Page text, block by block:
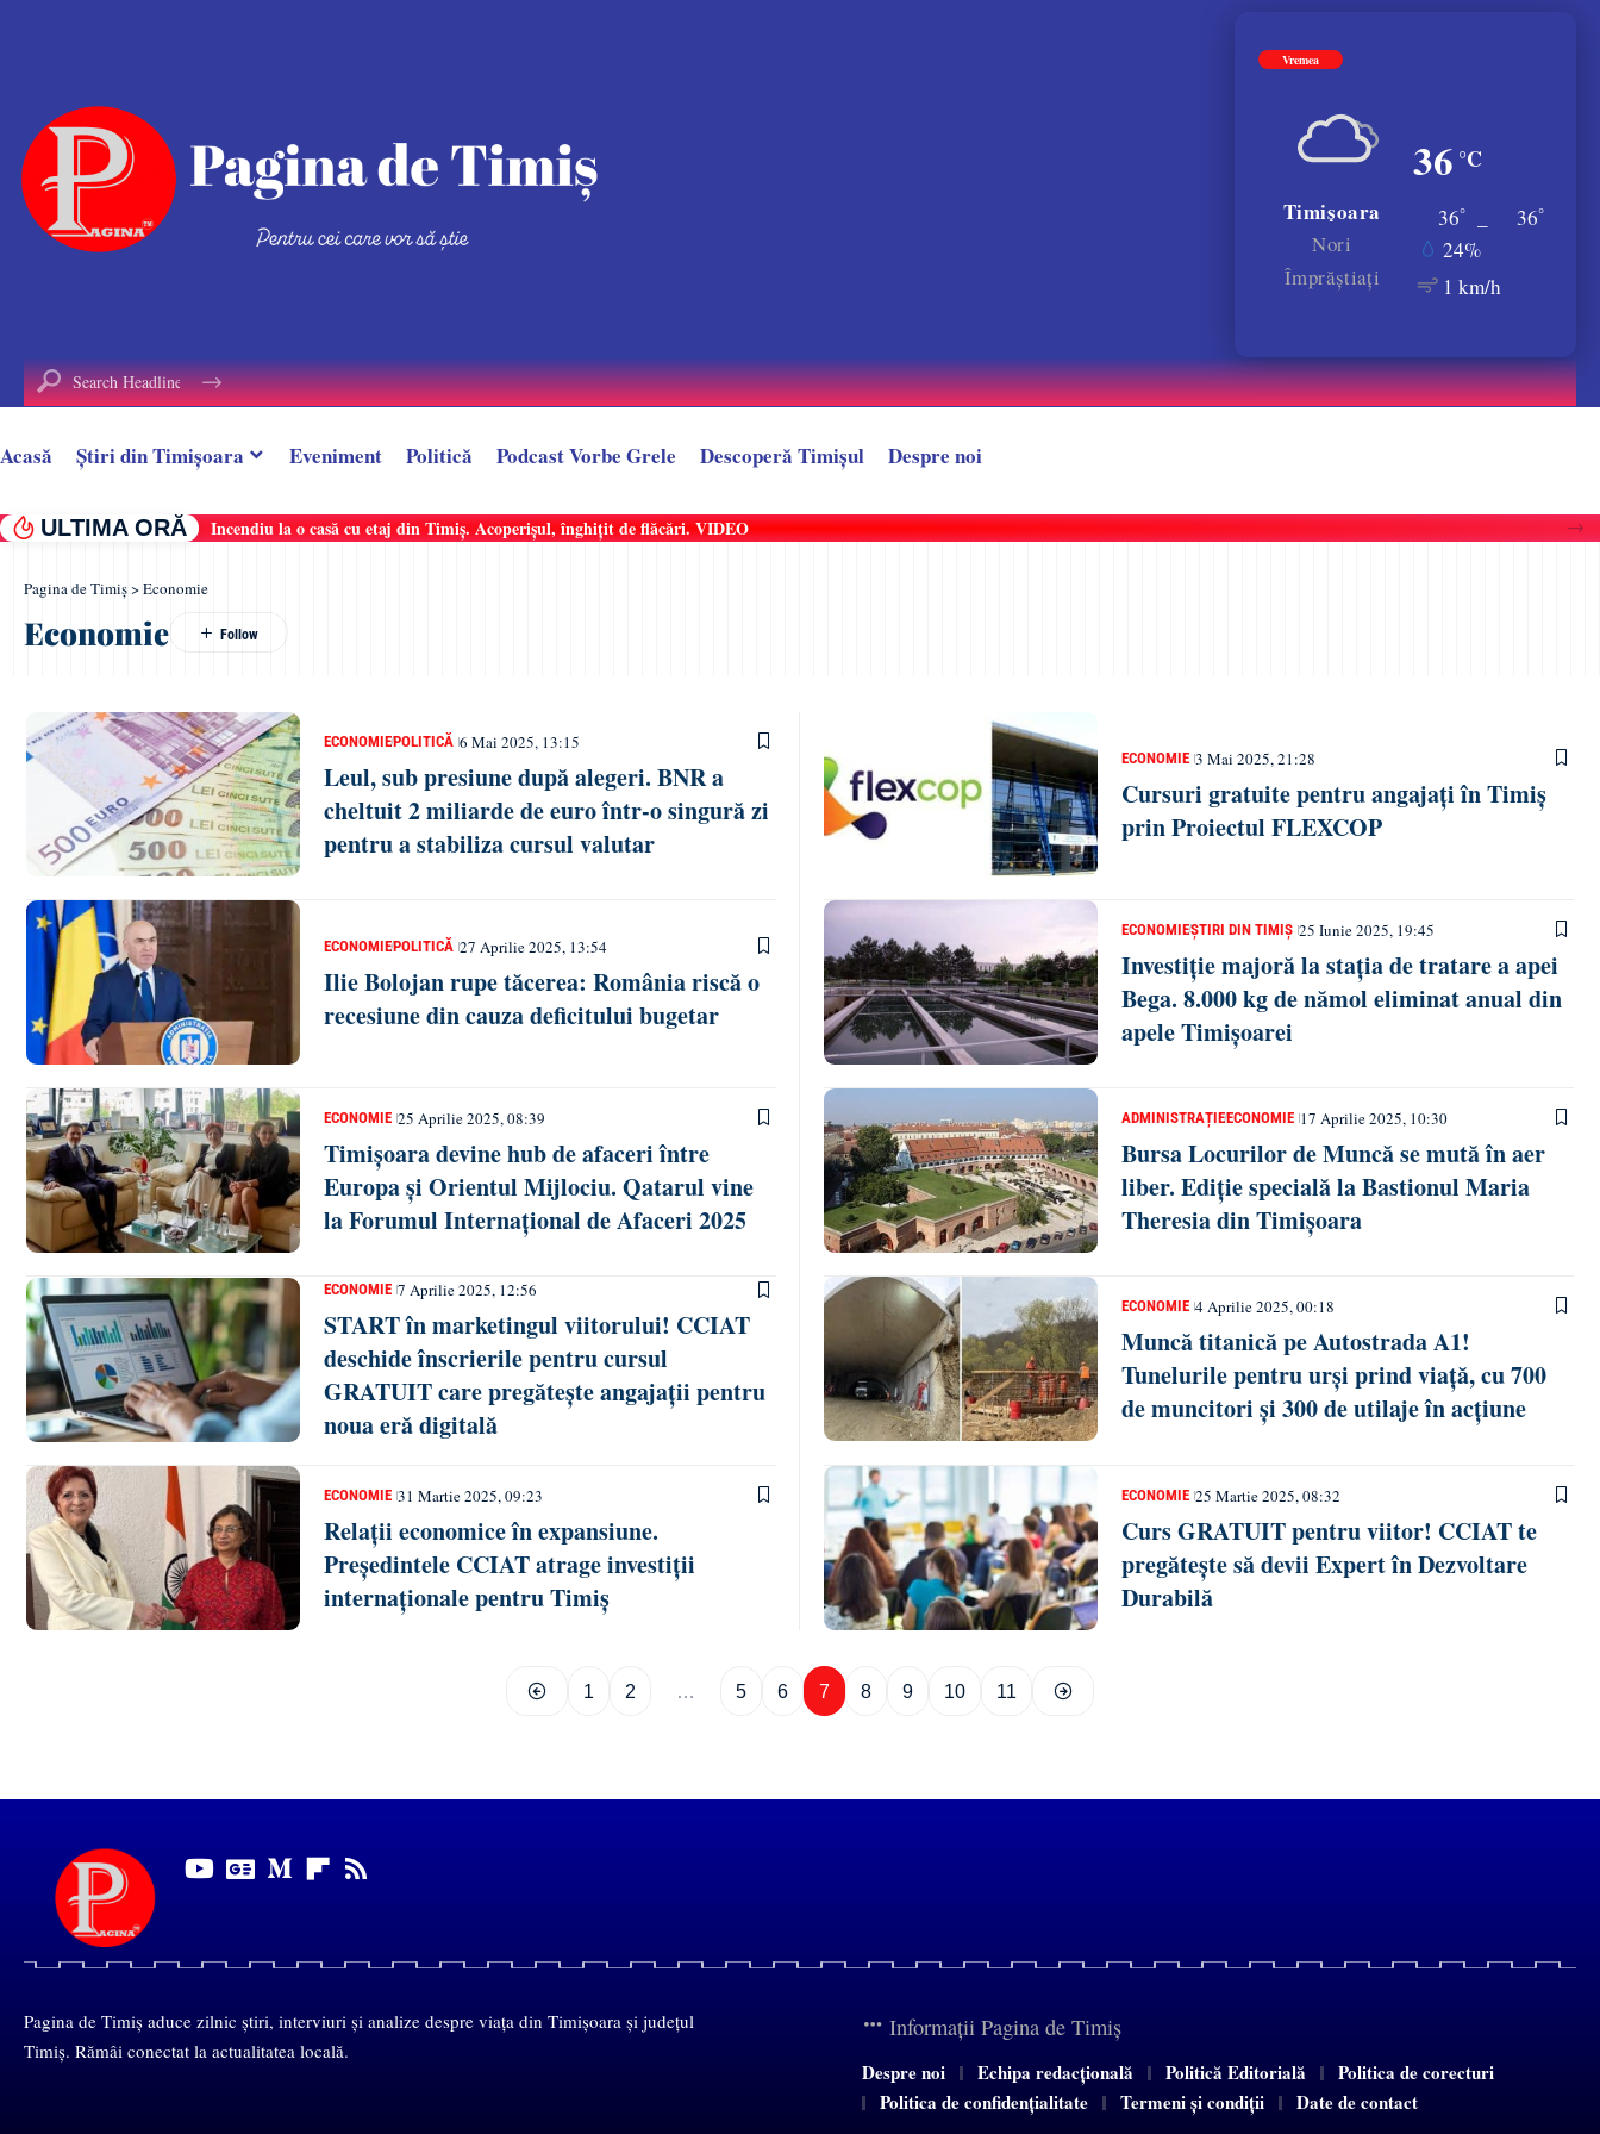
Vremea
36 °C
Timișoara
Nori
Împrăștiați
36° 36°
24%
1 km/h
Acasă Știri din Timișoara Eveniment Politică Podcast Vorbe Grele Descoperă Timișul Despre noi
ULTIMA ORĂ Incendiu la o casă cu etaj din Timiș. Acoperișul, înghițit de flăcări. VIDEO
Pagina de Timiș>Economie
Economie
ECONOMIEPOLITICĂ 6 Mai 2025, 13:15
Leul, sub presiune după alegeri. BNR a
cheltuit 2 miliarde de euro într-o singură zi
pentru a stabiliza cursul valutar
ECONOMIE 3 Mai 2025, 21:28
Cursuri gratuite pentru angajați în Timiș
prin Proiectul FLEXCOP
ECONOMIEPOLITICĂ 27 Aprilie 2025, 13:54
Ilie Bolojan rupe tăcerea: România riscă o
recesiune din cauza deficitului bugetar
ECONOMIEȘTIRI DIN TIMIȘ 25 Iunie 2025, 19:45
Investiție majoră la stația de tratare a apei
Bega. 8.000 kg de nămol eliminat anual din
apele Timișoarei
ECONOMIE 25 Aprilie 2025, 08:39
Timișoara devine hub de afaceri între
Europa și Orientul Mijlociu. Qatarul vine
la Forumul Internațional de Afaceri 2025
ADMINISTRAȚIEECONOMIE 17 Aprilie 2025, 10:30
Bursa Locurilor de Muncă se mută în aer
liber. Ediție specială la Bastionul Maria
Theresia din Timișoara
ECONOMIE 7 Aprilie 2025, 12:56
START în marketingul viitorului! CCIAT
deschide înscrierile pentru cursul
GRATUIT care pregătește angajații pentru
noua eră digitală
ECONOMIE 4 Aprilie 2025, 00:18
Muncă titanică pe Autostrada A1!
Tunelurile pentru urși prind viață, cu 700
de muncitori și 300 de utilaje în acțiune
ECONOMIE 31 Martie 2025, 09:23
Relații economice în expansiune.
Președintele CCIAT atrage investiții
internaționale pentru Timiș
ECONOMIE 25 Martie 2025, 08:32
Curs GRATUIT pentru viitor! CCIAT te
pregătește să devii Expert în Dezvoltare
Durabilă
1 2 … 5 6 7 8 9 10 11
Pagina de Timiș aduce zilnic știri, interviuri și analize despre viața din Timișoara și județul
Timiș. Rămâi conectat la actualitatea locală.
Informații Pagina de Timiș
Despre noi Echipa redacțională Politică Editorială
Politica de corecturi
Politica de confidențialitate
Termeni și condiții Date de contact